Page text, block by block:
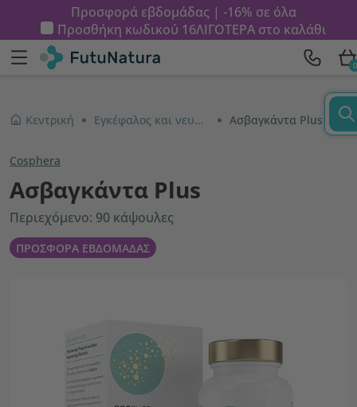
Προσφορά εβδομάδας | -16% σε όλα
Προσθήκη κωδικού 16ΛΙΓΟΤΕΡΑστο καλάθι
0
Κεντρική Εγκέφαλος και νευρικό σύστημα Ασβαγκάντα Plus
Cosphera
Ασβαγκάντα Plus
Περιεχόμενο: 90 κάψουλες
ΠΡΟΣΦΟΡΑ ΕΒΔΟΜΑΔΑΣ